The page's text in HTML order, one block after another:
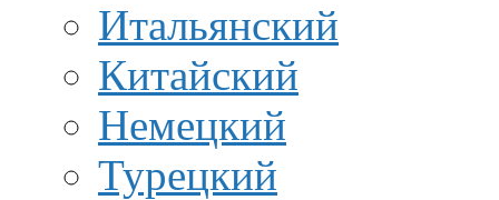
Итальянский
Китайский
Немецкий
Турецкий